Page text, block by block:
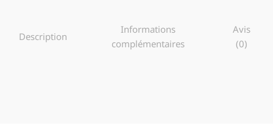
Description
Informations
complémentaires
Avis
(0)